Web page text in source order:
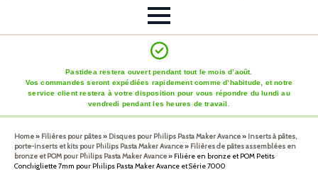
Pastidea restera ouvert pendant tout le mois d’août.
Vos commandes seront expédiées rapidement comme d’habitude, et notre
service client restera à votre disposition pour vous répondre du lundi au
vendredi pendant les heures de travail.
Home» Filières pour pâtes» Disques pour Philips Pasta Maker Avance» Inserts à pâtes,
porte-inserts et kits pour Philips Pasta Maker Avance» Filières de pâtes assemblées en
bronze et POM pour Philips Pasta Maker Avance» Filière en bronze et POM Petits
Conchigliette 7mm pour Philips Pasta Maker Avance et Série 7000